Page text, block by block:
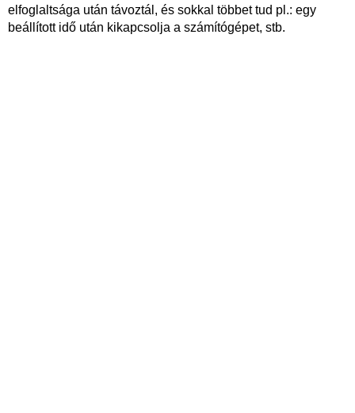
elfoglaltsága után távoztál, és sokkal többet tud pl.: egy
beállított idő után kikapcsolja a számítógépet, stb.